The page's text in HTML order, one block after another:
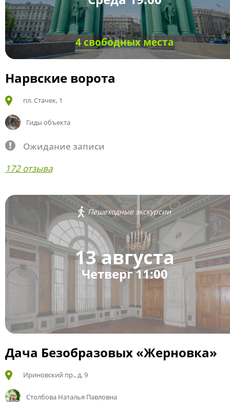
4 свободных места
Нарвские ворота
пл. Стачек, 1
Гиды объекта
Ожидание записи
172 отзыва
Пешеходные экскурсии
13 августа
Четверг 11:00
Дача Безобразовых «Жерновка»
Ириновский пр., д. 9
Столбова Наталья Павловна